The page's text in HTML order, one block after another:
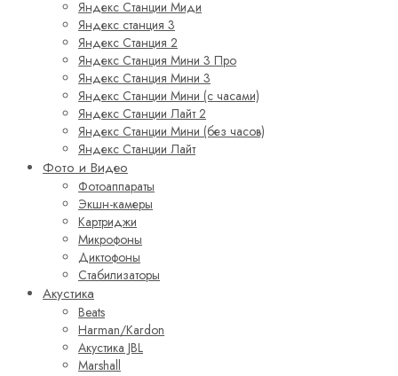
Яндекс Станции Миди
Яндекс станция 3
Яндекс Станция 2
Яндекс Станция Мини 3 Про
Яндекс Станция Мини 3
Яндекс Станции Мини (с часами)
Яндекс Станции Лайт 2
Яндекс Станции Мини (без часов)
Яндекс Станции Лайт
Фото и Видео
Фотоаппараты
Экшн-камеры
Картриджи
Микрофоны
Диктофоны
Стабилизаторы
Акустика
Beats
Harman/Kardon
Акустика JBL
Marshall